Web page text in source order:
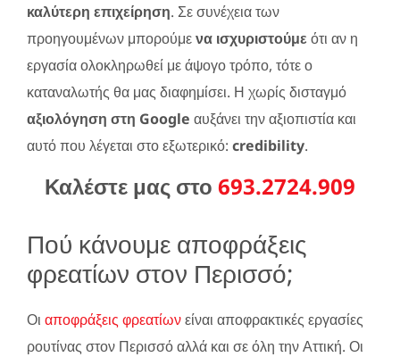
καλύτερη επιχείρηση. Σε συνέχεια των
προηγουμένων μπορούμενα ισχυριστούμε ότι αν η
εργασία ολοκληρωθεί με άψογο τρόπο, τότε ο
καταναλωτής θα μας διαφημίσει. Η χωρίς δισταγμό
αξιολόγηση στη Google αυξάνει την αξιοπιστία και
αυτό που λέγεται στο εξωτερικό: credibility.
Καλέστε μας στο 693.2724.909
Πού κάνουμε αποφράξεις
φρεατίων στον Περισσό;
Οι αποφράξεις φρεατίωνείναι αποφρακτικές εργασίες
ρουτίνας στον Περισσό αλλά και σε όλη την Αττική. Οι